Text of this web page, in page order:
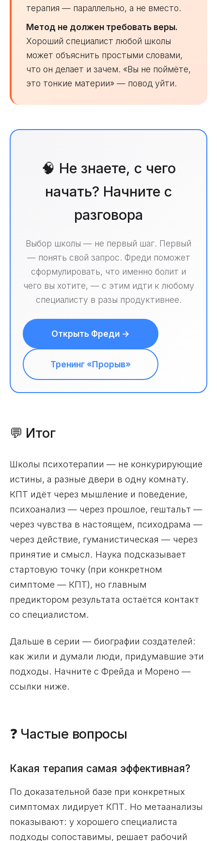
терапия — параллельно, а не вместо.
Метод не должен требовать веры.
Хороший специалист любой школы
может объяснить простыми словами,
что он делает и зачем. «Вы не поймёте,
это тонкие материи» — повод уйти.
🧠 Не знаете, с чего
начать? Начните с
разговора
Выбор школы — не первый шаг. Первый
— понять свой запрос. Фреди поможет
сформулировать, что именно болит и
чего вы хотите, — с этим идти к любому
специалисту в разы продуктивнее.
Открыть Фреди →
Тренинг «Прорыв»
💬 Итог
Школы психотерапии — не конкурирующие
истины, а разные двери в одну комнату.
КПТ идёт через мышление и поведение,
психоанализ — через прошлое, гештальт —
через чувства в настоящем, психодрама —
через действие, гуманистическая — через
принятие и смысл. Наука подсказывает
стартовую точку (при конкретном
симптоме — КПТ), но главным
предиктором результата остаётся контакт
со специалистом.
Дальше в серии — биографии создателей:
как жили и думали люди, придумавшие эти
подходы. Начните с Фрейда и Морено —
ссылки ниже.
❓ Частые вопросы
Какая терапия самая эффективная?
По доказательной базе при конкретных
симптомах лидирует КПТ. Но метаанализы
показывают: у хорошего специалиста
подходы сопоставимы, решает рабочий